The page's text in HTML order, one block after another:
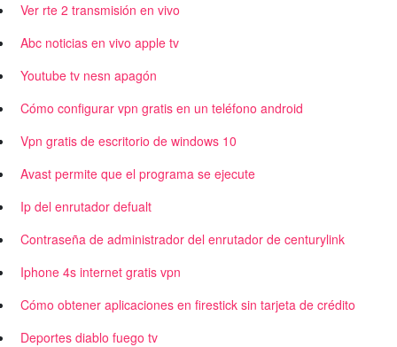
Ver rte 2 transmisión en vivo
Abc noticias en vivo apple tv
Youtube tv nesn apagón
Cómo configurar vpn gratis en un teléfono android
Vpn gratis de escritorio de windows 10
Avast permite que el programa se ejecute
Ip del enrutador defualt
Contraseña de administrador del enrutador de centurylink
Iphone 4s internet gratis vpn
Cómo obtener aplicaciones en firestick sin tarjeta de crédito
Deportes diablo fuego tv